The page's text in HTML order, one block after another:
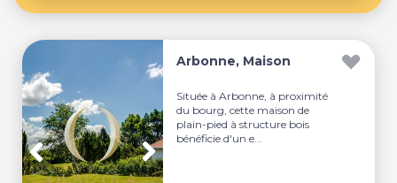
Arbonne, Maison
Située à Arbonne, à proximité
du bourg, cette maison de
plain-pied à structure bois
bénéficie d'un e...